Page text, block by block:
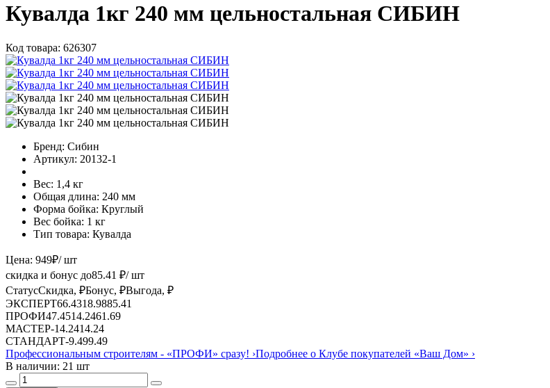
Кувалда 1кг 240 мм цельностальная СИБИН
Код товара: 626307
Бренд: Сибин
Артикул: 20132-1
Вес: 1,4 кг
Общая длина: 240 мм
Форма бойка: Круглый
Вес бойка: 1 кг
Тип товара: Кувалда
Цена: 949₽/ шт
скидка и бонус до85.41 ₽/ шт
СтатусСкидка, ₽Бонус, ₽Выгода, ₽
ЭКСПЕРТ66.4318.9885.41
ПРОФИ47.4514.2461.69
МАСТЕР-14.2414.24
СТАНДАРТ-9.499.49
Профессиональным строителям - «ПРОФИ» сразу! ›Подробнее о Клубе покупателей «Ваш Дом» ›
В наличии: 21 шт